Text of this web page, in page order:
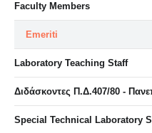
Faculty Members
Emeriti
Laboratory Teaching Staff
Διδάσκοντες Π.Δ.407/80 -
Special Technical Laboratory